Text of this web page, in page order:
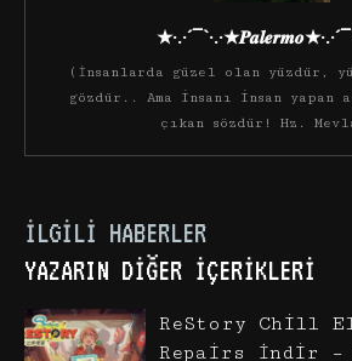
(İnsanlarda güzel olan yüzdür,
gözdür.. Ama insanı insan yapan
çıkan sözdür! Hz.
İLGILI HABERLER
YAZARIN DIĞER İÇERIKLERI
ReStory Chill
Repairs İndir –